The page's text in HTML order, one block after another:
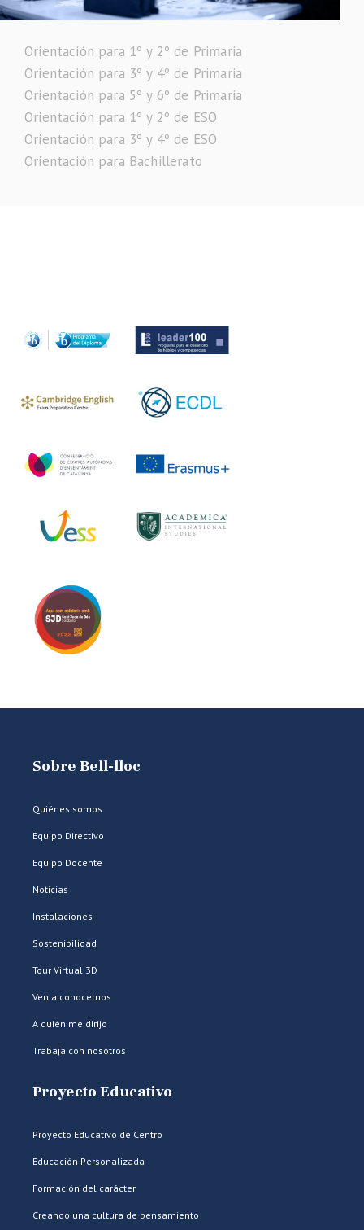
Orientación para 1º y 2º de Primaria
Orientación para 3º y 4º de Primaria
Orientación para 5º y 6º de Primaria
Orientación para 1º y 2º de ESO
Orientación para 3º y 4º de ESO
Orientación para Bachillerato
Sobre Bell-lloc
Quiénes somos
Equipo Directivo
Equipo Docente
Noticias
Instalaciones
Sostenibilidad
Tour Virtual 3D
Ven a conocernos
A quién me dirijo
Trabaja con nosotros
Proyecto Educativo
Proyecto Educativo de Centro
Educación Personalizada
Formación del carácter
Creando una cultura de pensamiento